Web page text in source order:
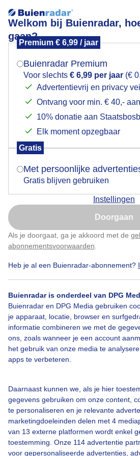
Welkom bij Buienradar,
gaan?
Premium € 6,99 / jaar
Buienradar Premium
Voor slechts € 6,99 per jaar (€
Advertentievrij en privacy
Ontvang voor min. € 40,-
10% donatie aan
Elk moment opzegbaar
Gratis
Met persoonlijke
Gratis blijven gebruiken
Instellingen
Doorgaan
Als je doorgaat, ga je akkoord met de
abonnementsvoorwaarden
Heb je al een Buienradar-abonnement?
Buienradar is onderdeel van DPG
Buienradar en DPG Media gebruiken
je apparaat, locatie, browser en
informatie combineren we met de
ons, zoals wanneer je een account
het gebruik van onze media te
apps te verbeteren.
Daarnaast kunnen we, als je hier
gegevens gebruiken om onze content,
te personaliseren en je relevante
marketingdoeleinden delen met 4
van 13 externe platformen wordt enkel
toestemming. Onze 114 advertentie
voor gepersonaliseerde advertenties,
Locatie niet gevonden
Brussel
Over Buienradar
Bedrijfsgegevens
Contact
Buienradar Team
Privacy beleid
Cookie beleid
Privacy instellingen
@BuienradarBE
Buienradar
Buienradar
Mogen we je locatie
Indien je hier nog geen
verschijnt er zo een pop-up uit
Is goed, toon de
Nu niet,
Klik hierom dit aan te